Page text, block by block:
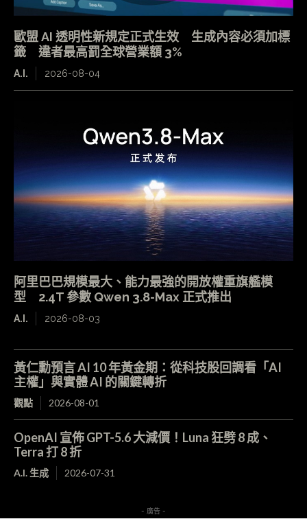
歐盟 AI 透明性新規定正式生效 生成內容必須加標
籤 違者最高罰全球營業額 3%
A.I. 2026-08-04
阿里巴巴規模最大、能力最強的開放權重旗艦模
型 2.4T 參數 Qwen 3.8-Max 正式推出
A.I. 2026-08-03
黃仁勳預言 AI 10 年黃金期：從科技股回調看「AI
主權」與實體 AI 的關鍵轉折
觀點 2026-08-01
OpenAI 宣佈 GPT-5.6 大減價！Luna 狂劈 8 成、
Terra 打 8 折
A.I. 生成 2026-07-31
- 廣告 -